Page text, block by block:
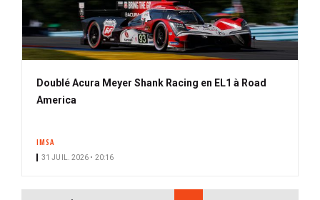
Doublé Acura Meyer Shank Racing en EL1 à Road
America
IMSA
31 JUIL. 2026 • 20:16